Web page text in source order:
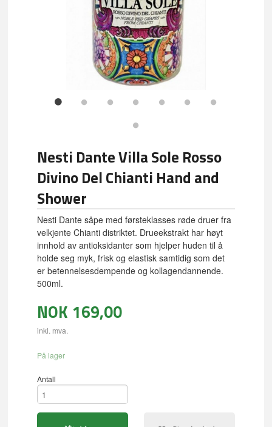
Nesti Dante Villa Sole Rosso
Divino Del Chianti Hand and
Shower
Nesti Dante såpe med førsteklasses røde druer fra
velkjente Chianti distriktet. Drueekstrakt har høyt
innhold av antioksidanter som hjelper huden til å
holde seg myk, frisk og elastisk samtidig som det
er betennelsesdempende og kollagendannende.
500ml.
NOK 169,00
inkl. mva.
På lager
Antall